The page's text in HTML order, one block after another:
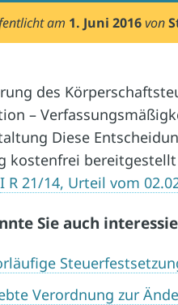
am 1. Juni 2016 von
des
–
Diese
kostenfrei bereitgestellt
I R 21/14, Urteil vom
Sie auch
Verordnung zur